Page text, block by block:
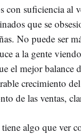
con suficiencia al
que se
No puede ser
a la gente
el mejor balance
crecimiento
de las ventas,
algo que ver